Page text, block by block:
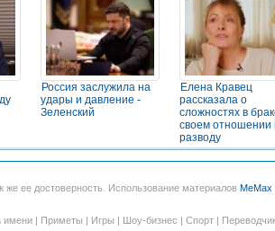
Россия заслужила на
удары и давление -
Зеленский
Елена Кравец
рассказала о
сложностях в
своем отношении
разводу
ее достоверность. Использование материалов MeMax
имени | Приметы | Игры | Шоу-бизнес | Спорт |